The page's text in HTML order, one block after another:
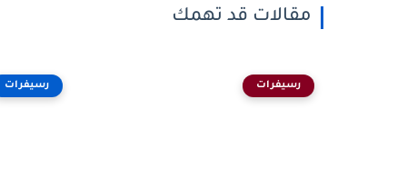
مقالات قد تهمك
رسيفرات رسيفرات